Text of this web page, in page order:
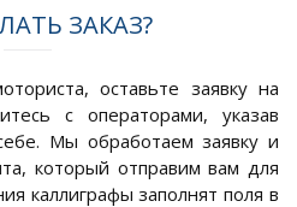
ЗАКАЗ?
оставьте заявку на
с операторами, указав
Мы обработаем заявку и
который отправим вам для
каллиграфы заполнят поля в